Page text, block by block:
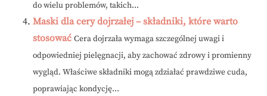
do wielu problemów, takich...
Maski dla cery dojrzałej – składniki, które warto
stosować Cera dojrzała wymaga szczególnej uwagi i
odpowiedniej pielęgnacji, aby zachować zdrowy i promienny
wygląd. Właściwe składniki mogą zdziałać prawdziwe cuda,
poprawiając kondycję...